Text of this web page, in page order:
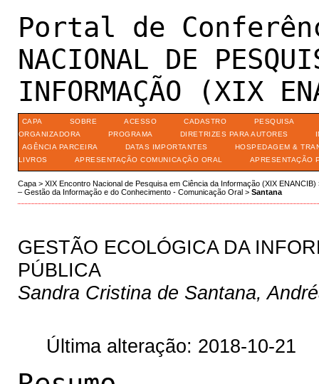
Portal de
NACIONAL DE
INFORMAÇÃO (XIX
CAPA SOBRE ACESSO CADASTRO
PESQUISA
ORGANIZADORA
PROGRAMA DIRETRIZES PARA AUTORES
AGÊNCIA PARCEIRA
DATAS IMPORTANTES
HOSPEDAGEM &
LIVROS
APRESENTAÇÃO COMUNICAÇÃO ORAL APRESENTAÇÃO
Capa> XIX Encontro Nacional de Pesquisa em Ciência da Informação (XIX ENANCIB)
– Gestão da Informação e do Conhecimento - Comunicação Oral> Santana
GESTÃO ECOLÓGICA DA
PÚBLICA
Sandra Cristina de Santana,
Última alteração: 2018-10-21